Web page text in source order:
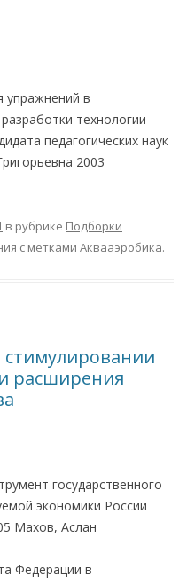
упражнений в
технологии
педагогических наук
2003
в рубрике Подборки
с метками Аквааэробика.
стимулировании
расширения
государственного
экономики России
Махов, Аслан
Федерации в